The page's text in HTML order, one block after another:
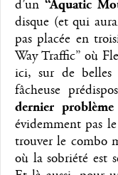
d’un “Aquatic
disque (et qui
pas placée en
Way Traffic” où
ici, sur de belles
fâcheuse
dernier
évidemment pas
trouver le combo
où la sobriété est